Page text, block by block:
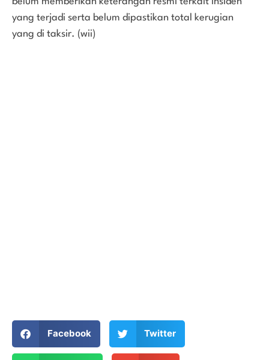
yang terjadi serta belum dipastikan total kerugian
yang di taksir. (wii)
Facebook Twitter